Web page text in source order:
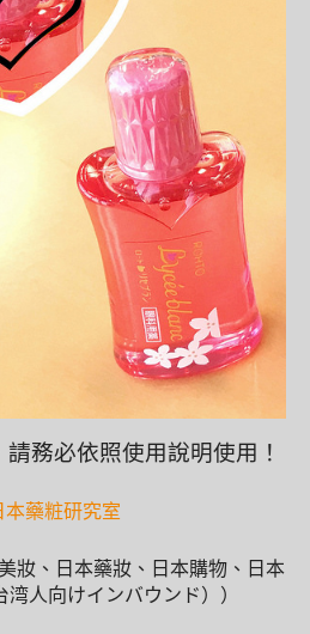
務必依照使用說明使用！
本藥粧研究室
妝、日本藥妝、日本購物、日本
人向けインバウンド））